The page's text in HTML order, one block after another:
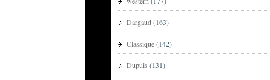
Dargaud (163)
Classique(142)
Dupuis (131)